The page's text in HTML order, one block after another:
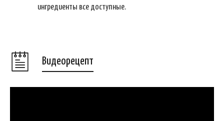
ингредиенты все доступные.
Видеорецепт